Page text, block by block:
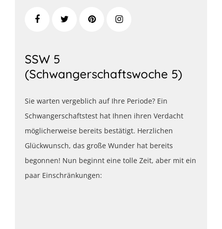
SSW 5
(Schwangerschaftswoche 5)
Sie warten vergeblich auf Ihre Periode? Ein
Schwangerschaftstest hat Ihnen ihren Verdacht
möglicherweise bereits bestätigt. Herzlichen
Glückwunsch, das große Wunder hat bereits
begonnen! Nun beginnt eine tolle Zeit, aber mit ein
paar Einschränkungen: